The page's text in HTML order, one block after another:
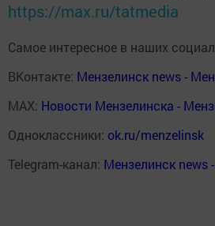
https://max.ru/tatmedia
Самое интересное в наших
ВКонтакте: Мензелинск news -
MAX: Новости Мензелинска -
Одноклассники: ok.ru/menzelinsk
Telegram-канал: Мензелинск news